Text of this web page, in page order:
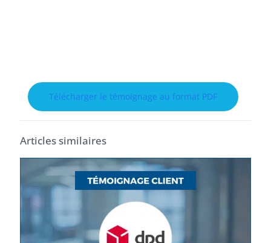
Télécharger le témoignage au format PDF
Articles similaires